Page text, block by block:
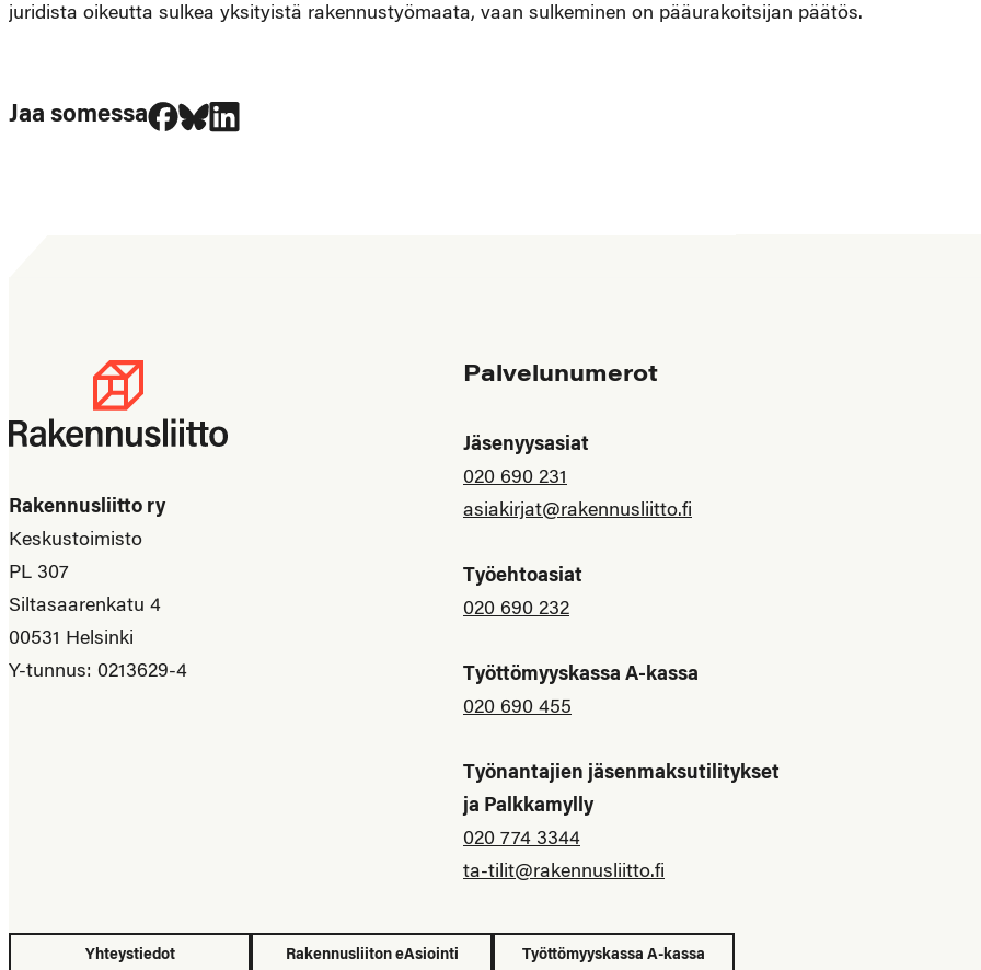
juridista oikeutta sulkea yksityistä rakennustyömaata, vaan sulkeminen on pääurakoitsijan päätös.
Jaa somessa
Jaa Facebookissa
Jaa Blueskyssa
Jaa LinkedIn:ssä
Rakennusliitto ry
Keskustoimisto
PL 307
Siltasaarenkatu 4
00531 Helsinki
Y-tunnus: 0213629-4
Palvelunumerot
Jäsenyysasiat
020 690 231
asiakirjat@rakennusliitto.fi
Työehtoasiat
020 690 232
Työttömyyskassa A-kassa
020 690 455
Työnantajien jäsenmaksutilitykset
ja Palkkamylly
020 774 3344
ta-tilit@rakennusliitto.fi
Yhteystiedot Rakennusliiton eAsiointi Työttömyyskassa A-kassa